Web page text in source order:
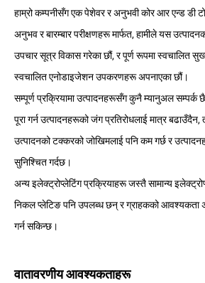
हाम्रो कम्पनीसँग एक पेशेवर र अनुभवी कोर आर एन्ड डी
अनुभव र बारम्बार परीक्षणहरू मार्फत, हामीले यस
उपचार सूत्र विकास गरेका छौं, र पूर्ण रूपमा स्वचालित
स्वचालित एनोडाइजेशन उपकरणहरू अपनाएका छौं।
सम्पूर्ण प्रक्रियामा उत्पादनहरूसँग कुनै म्यानुअल सम्पर्क
पूरा गर्न उत्पादनहरूको जंग प्रतिरोधलाई मात्र
उत्पादनको टक्करको जोखिमलाई पनि कम गर्छ र
सुनिश्चित गर्दछ।
अन्य इलेक्ट्रोप्लेटिंग प्रक्रियाहरू जस्तै सामान्य
निकल प्लेटिङ पनि उपलब्ध छन् र ग्राहकको आवश्यकता
गर्न सकिन्छ।
वातावरणीय आवश्यकताहरू